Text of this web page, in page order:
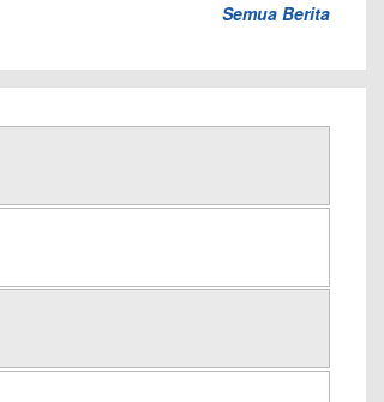
Semua Berita